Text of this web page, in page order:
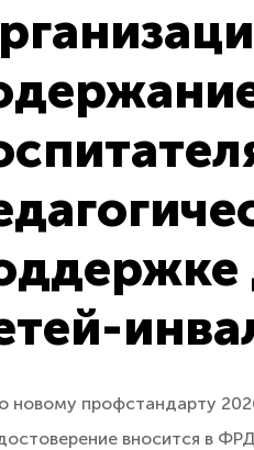
новому профстандарту
вносится в